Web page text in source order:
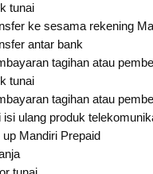
tunai
ke sesama rekening
antar bank
tagihan atau
tunai
tagihan atau
isi ulang produk
up Mandiri Prepaid